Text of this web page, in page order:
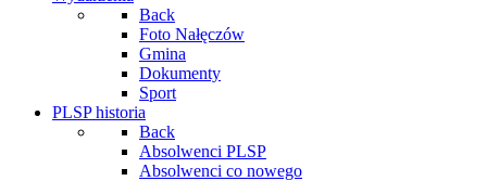
Back
Foto Nałęczów
Gmina
Dokumenty
Sport
PLSP historia
Back
Absolwenci PLSP
Absolwenci co nowego